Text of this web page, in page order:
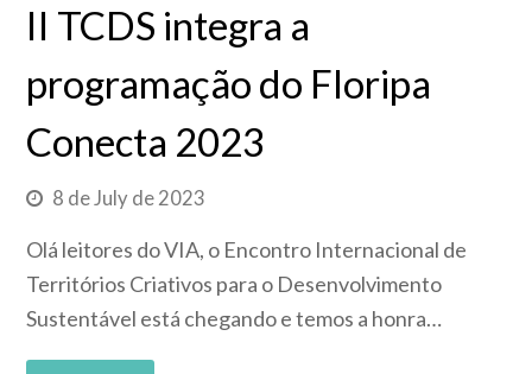
II TCDS integra a
programação do Floripa
Conecta 2023
8 de July de 2023
Olá leitores do VIA, o Encontro Internacional de
Territórios Criativos para o Desenvolvimento
Sustentável está chegando e temos a honra…